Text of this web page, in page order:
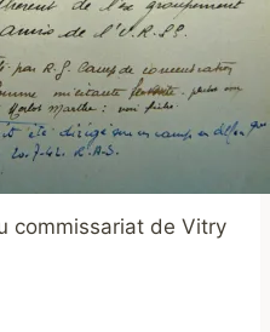
commissariat de Vitry